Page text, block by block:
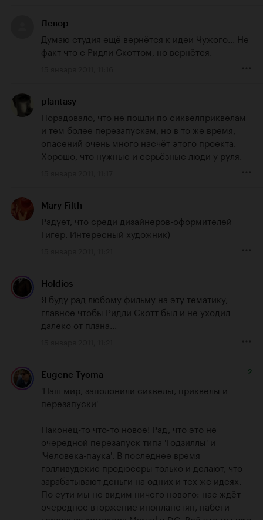
Левор
Думаю студия ещё вернётся к идеи Чужого... Не
факт что с Ридли Скоттом, но вернётся.
plantasy
Порадовало, что не пошли по сиквелприквелам
и тем более перезапускам, но в то же время,
опасений очень много насчёт этого проекта.
Хорошо, что нужные и серьёзные люди у руля.
Mary Filth
Радует, что среди дизайнеров-оформителей
Гигер. Интересный художник)
Holdios
Я буду рад любому фильму на эту тематику,
главное чтобы Ридли Скотт был и не уходил
далеко от плана...
Eugene Tyoma 2
'Наш мир, заполонили сиквелы, приквелы и
перезапуски'
Наконец-то что-то новое! Рад, что это не
очередной перезапуск типа 'Годзиллы' и
'Человека-паука'. В последнее время
голливудские продюсеры только и делают, что
зарабатывают деньги на одних и тех же идеях.
По сути мы не видим ничего нового: нас ждёт
очередное вторжение инопланетян, набеги